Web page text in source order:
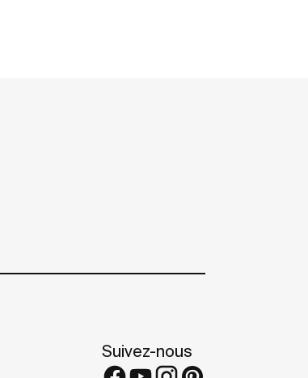
Suivez-nous